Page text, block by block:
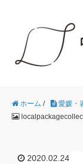
ホーム / 愛媛・
2020.02.24